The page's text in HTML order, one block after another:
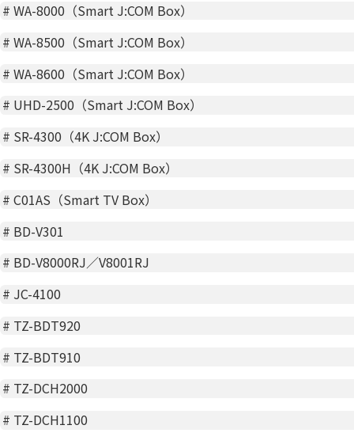
#WA-8000（Smart J:COM Box）
#WA-8500（Smart J:COM Box）
#WA-8600（Smart J:COM Box）
# UHD-2500（Smart J:COM Box）
# SR-4300（4K J:COM Box）
# SR-4300H（4K J:COM Box）
#C01AS（Smart TV Box）
# BD-V301
# BD-V8000RJ／V8001RJ
# JC-4100
# TZ-BDT920
# TZ-BDT910
# TZ-DCH2000
# TZ-DCH1100